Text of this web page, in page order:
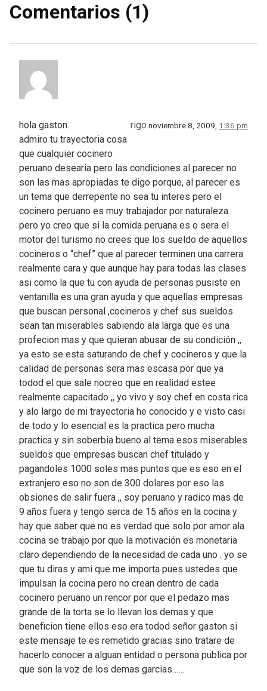
Comentarios (1)
rigo noviembre 8, 2009, 1:36 pm
hola gaston.
admiro tu trayectoria cosa
que cualquier cocinero
peruano desearia pero las condiciones al parecer no
son las mas apropiadas te digo porque, al parecer es
un tema que derrepente no sea tu interes pero el
cocinero peruano es muy trabajador por naturaleza
pero yo creo que si la comida peruana es o sera el
motor del turismo no crees que los sueldo de aquellos
cocineros o “chef” que al parecer terminen una carrera
realmente cara y que aunque hay para todas las clases
asi como la que tu con ayuda de personas pusiste en
ventanilla es una gran ayuda y que aquellas empresas
que buscan personal ,cocineros y chef sus sueldos
sean tan miserables sabiendo ala larga que es una
profecion mas y que quieran abusar de su condición ,,
ya esto se esta saturando de chef y cocineros y que la
calidad de personas sera mas escasa por que ya
todod el que sale nocreo que en realidad estee
realmente capacitado ,, yo vivo y soy chef en costa rica
y alo largo de mi trayectoria he conocido y e visto casi
de todo y lo esencial es la practica pero mucha
practica y sin soberbia bueno al tema esos miserables
sueldos que empresas buscan chef titulado y
pagandoles 1000 soles mas puntos que es eso en el
extranjero eso no son de 300 dolares por eso las
obsiones de salir fuera ,, soy peruano y radico mas de
9 años fuera y tengo serca de 15 años en la cocina y
hay que saber que no es verdad que solo por amor ala
cocina se trabajo por que la motivación es monetaria
claro dependiendo de la necesidad de cada uno . yo se
que tu diras y ami que me importa pues ustedes que
impulsan la cocina pero no crean dentro de cada
cocinero peruano un rencor por que el pedazo mas
grande de la torta se lo llevan los demas y que
beneficion tiene ellos eso era todod señor gaston si
este mensaje te es remetido gracias sino tratare de
hacerlo conocer a alguan entidad o persona publica por
que son la voz de los demas garcias……